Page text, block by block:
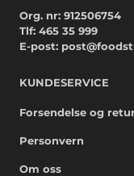
Org. nr: 912506754
Tlf: 465 35 999
E-post:
KUNDESERVICE
Forsendelse og
Personvern
Om oss